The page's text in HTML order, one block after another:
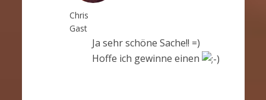
Chris
Gast
Ja sehr schöne Sache!! =)
Hoffe ich gewinne einen